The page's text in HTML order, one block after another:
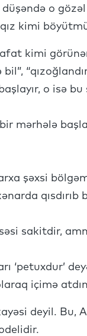
düşəndə o
kimi
kimi
bil”,
o isə
mərhələ
şəxsi
sakitdir,
‘petuxdur’
içimə
deyil. Bu,